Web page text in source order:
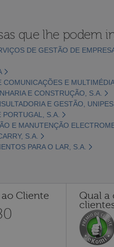
que lhe podem
DE GESTÃO DE
COMUNICAÇÕES E
E CONSTRUÇÃO, S.A.
E GESTÃO,
S.A.
E MANUTENÇÃO
S.A.
PARA O LAR, S.A.
Cliente Qual a